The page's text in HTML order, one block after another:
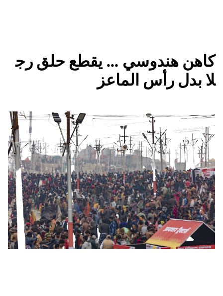
كاهن هندوسي … يقطع حلق رج
لا بدل رأس الماعز